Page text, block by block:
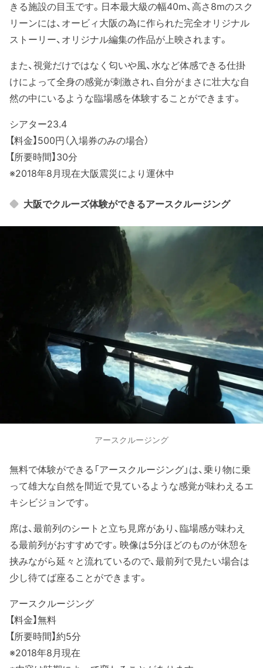
きる施設の目玉です。日本最大級の幅40m、高さ8mのスク
リーンには、オービィ大阪の為に作られた完全オリジナル
ストーリー、オリジナル編集の作品が上映されます。
また、視覚だけではなく匂いや風、水など体感できる仕掛
けによって全身の感覚が刺激され、自分がまさに壮大な自
然の中にいるような臨場感を体験することができます。
シアター23.4
【料金】500円（入場券のみの場合）
【所要時間】30分
※2018年8月現在大阪震災により運休中
大阪でクルーズ体験ができるアースクルージング
アースクルージング
無料で体験ができる「アースクルージング」は、乗り物に乗
って雄大な自然を間近で見ているような感覚が味わえるエ
キシビジョンです。
席は、最前列のシートと立ち見席があり、臨場感が味わえ
る最前列がおすすめです。映像は5分ほどのものが休憩を
挟みながら延々と流れているので、最前列で見たい場合は
少し待てば座ることができます。
アースクルージング
【料金】無料
【所要時間】約5分
※2018年8月現在